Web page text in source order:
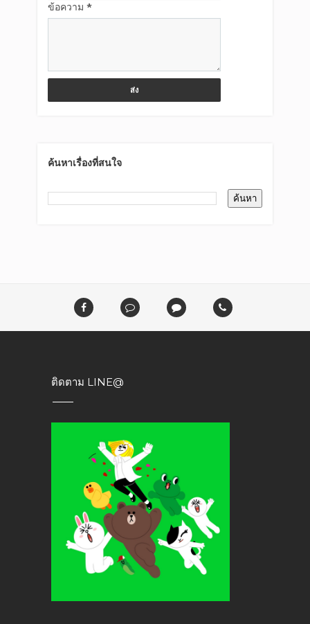
ข้อความ *
ค้นหาเรื่องที่สนใจ
ติดตาม LINE@